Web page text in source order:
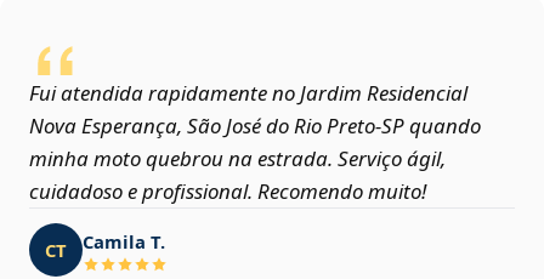
Fui atendida rapidamente no Jardim Residencial
Nova Esperança, São José do Rio Preto‑SP quando
minha moto quebrou na estrada. Serviço ágil,
cuidadoso e profissional. Recomendo muito!
CT Camila T.